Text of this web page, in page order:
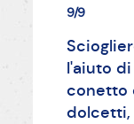
9/9
l'aiuto
conetto